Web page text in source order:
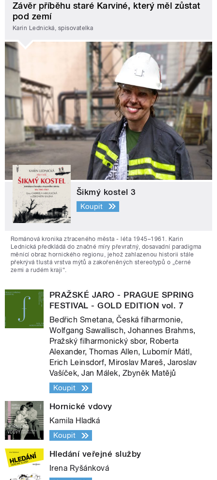
Závěr příběhu staré Karviné, který měl zůstat
pod zemí
Karin Lednická, spisovatelka
Šikmý kostel 3
Koupit
Románová kronika ztraceného města - léta 1945–1961. Karin
Lednická předkládá do značné míry převratný, dosavadní paradigma
měnící obraz hornického regionu, jehož zahlazenou historii stále
překrývá tlustá vrstva mýtů a zakořeněných stereotypů o „černé
zemi a rudém kraji“.
PRAŽSKÉ JARO - PRAGUE SPRING
FESTIVAL - GOLD EDITION vol. 7
Bedřich Smetana, Česká filharmonie,
Wolfgang Sawallisch, Johannes Brahms,
Pražský filharmonický sbor, Roberta
Alexander, Thomas Allen, Lubomír Mátl,
Erich Leinsdorf, Miroslav Mareš, Jaroslav
Vašíček, Jan Málek, Zbyněk Matějů
Koupit
Hornické vdovy
Kamila Hladká
Koupit
Hledání veřejné služby
Irena Ryšánková